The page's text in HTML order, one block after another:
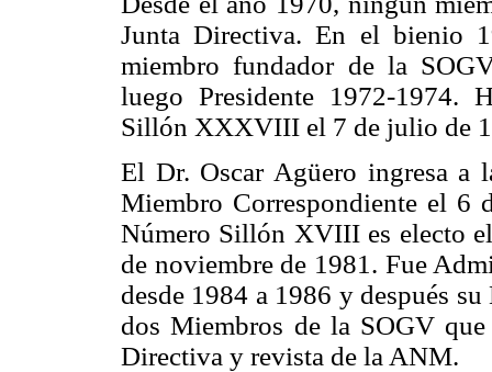
Junta Directiva. En el bienio
miembro fundador de la
luego Presidente 1972-1974.
Sillón XXXVIII el 7 de julio de
El Dr. Oscar Agüero ingresa a
Miembro Correspondiente el 6
Número Sillón XVIII es electo
de noviembre de 1981. Fue
desde 1984 a 1986 y después
dos Miembros de la SOGV
Directiva y revista de la ANM.